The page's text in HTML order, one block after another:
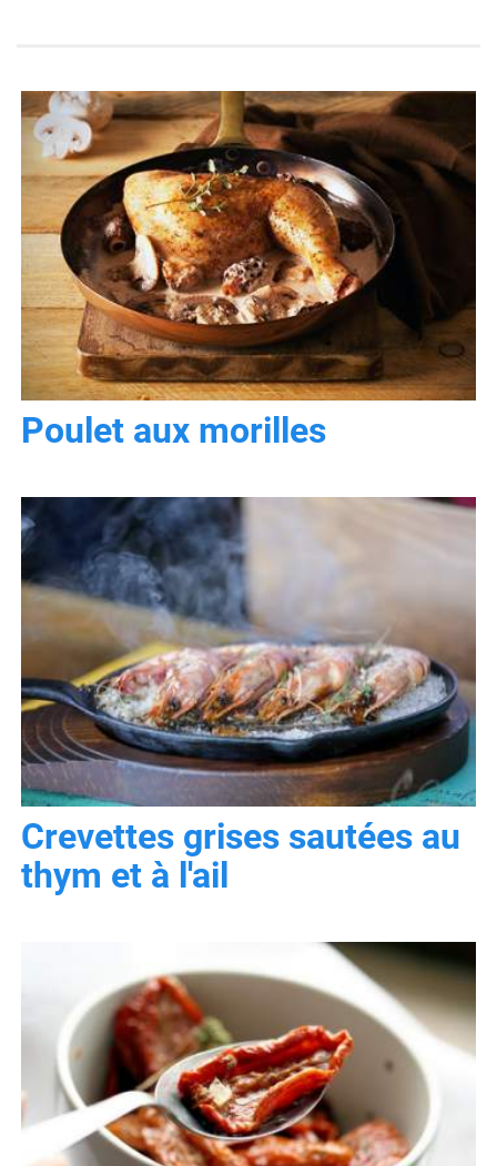
Poulet aux morilles
Crevettes grises sautées au
thym et à l'ail